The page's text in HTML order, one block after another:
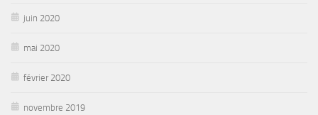
juin 2020
mai 2020
février 2020
novembre 2019